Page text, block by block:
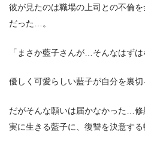
彼が見たのは職場の上司との不倫
だった…。
「まさか藍子さんが…そんなはずは
優しく可愛らしい藍子が自分を裏切
だがそんな願いは届かなかった…
実に生きる藍子に、復讐を決意する